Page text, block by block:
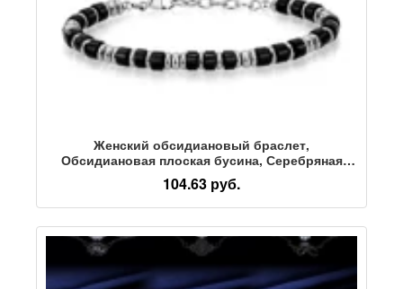
Женский обсидиановый браслет,
Обсидиановая плоская бусина, Серебряная
разделительная цепочка, Подарочный браслет,
Обсидиановое колесо, браслет из бисера
104.63 руб.